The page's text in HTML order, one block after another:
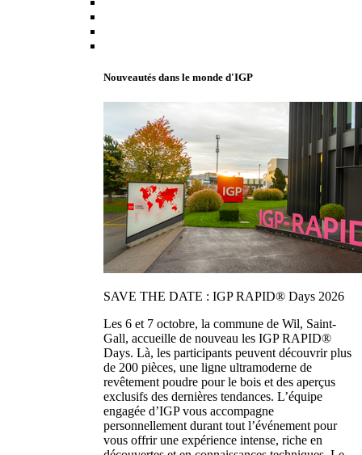
Nouveautés dans le monde d'IGP
SAVE THE DATE : IGP RAPID® Days 2026
Les 6 et 7 octobre, la commune de Wil, Saint-
Gall, accueille de nouveau les IGP RAPID®
Days. Là, les participants peuvent découvrir plus
de 200 pièces, une ligne ultramoderne de
revêtement poudre pour le bois et des aperçus
exclusifs des dernières tendances. L’équipe
engagée d’IGP vous accompagne
personnellement durant tout l’événement pour
vous offrir une expérience intense, riche en